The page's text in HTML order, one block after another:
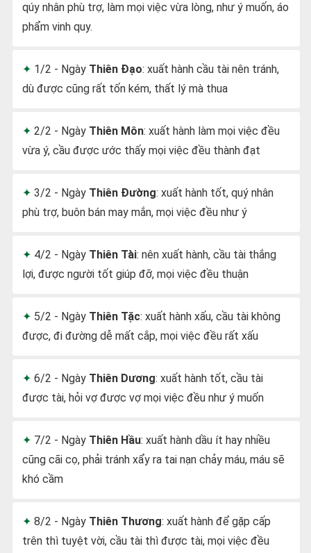
qúy nhân phù trợ, làm mọi việc vừa lòng, như ý muốn, áo
phẩm vinh quy.
1/2 - Ngày Thiên Đạo: xuất hành cầu tài nên tránh,
dù được cũng rất tốn kém, thất lý mà thua
2/2 - Ngày Thiên Môn: xuất hành làm mọi việc đều
vừa ý, cầu được ước thấy mọi việc đều thành đạt
3/2 - Ngày Thiên Đường: xuất hành tốt, quý nhân
phù trợ, buôn bán may mắn, mọi việc đều như ý
4/2 - Ngày Thiên Tài: nên xuất hành, cầu tài thắng
lợi, được người tốt giúp đỡ, mọi việc đều thuận
5/2 - Ngày Thiên Tặc: xuất hành xấu, cầu tài không
được, đi đường dễ mất cắp, mọi việc đều rất xấu
6/2 - Ngày Thiên Dương: xuất hành tốt, cầu tài
được tài, hỏi vợ được vợ mọi việc đều như ý muốn
7/2 - Ngày Thiên Hầu: xuất hành dầu ít hay nhiều
cũng cãi cọ, phải tránh xẩy ra tai nạn chảy máu, máu sẽ
khó cầm
8/2 - Ngày Thiên Thương: xuất hành để gặp cấp
trên thì tuyệt vời, cầu tài thì được tài, mọi việc đều